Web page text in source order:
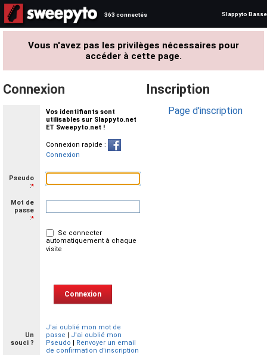
363 connectés Slappyto Basse
Vous n'avez pas les privilèges nécessaires pour
accéder à cette page.
Connexion
Vos identifiants sont
utilisables sur Slappyto.net
ET Sweepyto.net !
Connexion rapide :
Connexion
Pseudo
:*
Mot de
passe
:*
Se connecter
automatiquement à chaque
visite
Un
souci ?
J'ai oublié mon mot de
passe | J'ai oublié mon
Pseudo | Renvoyer un email
de confirmation d'inscription
Inscription
Page d'inscription